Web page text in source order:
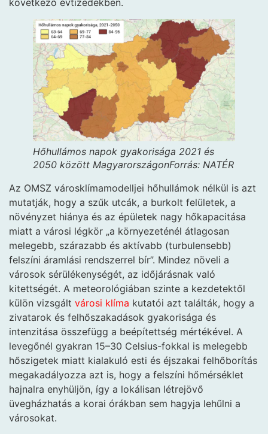
következő évtizedekben.
Hőhullámos napok gyakorisága 2021 és
2050 között MagyarországonForrás: NATÉR
Az OMSZ városklímamodelljei hőhullámok nélkül is azt
mutatják, hogy a szűk utcák, a burkolt felületek, a
növényzet hiánya és az épületek nagy hőkapacitása
miatt a városi légkör „a környezeténél átlagosan
melegebb, szárazabb és aktívabb (turbulensebb)
felszíni áramlási rendszerrel bír”. Mindez növeli a
városok sérülékenységét, az időjárásnak való
kitettségét. A meteorológiában szinte a kezdetektől
külön vizsgált városi klíma kutatói azt találták, hogy a
zivatarok és felhőszakadások gyakorisága és
intenzitása összefügg a beépítettség mértékével. A
levegőnél gyakran 15–30 Celsius-fokkal is melegebb
hőszigetek miatt kialakuló esti és éjszakai felhőborítás
megakadályozza azt is, hogy a felszíni hőmérséklet
hajnalra enyhüljön, így a lokálisan létrejövő
üvegházhatás a korai órákban sem hagyja lehűlni a
városokat.